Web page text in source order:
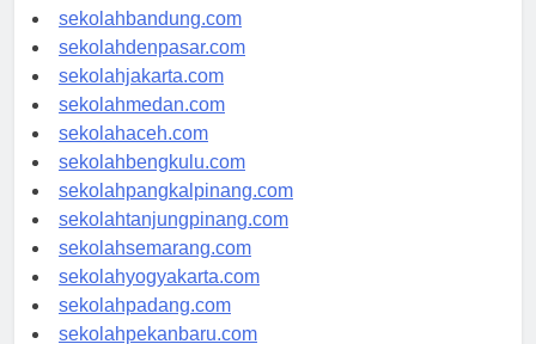
sekolahsamarinda.com
sekolahbandung.com
sekolahdenpasar.com
sekolahjakarta.com
sekolahmedan.com
sekolahaceh.com
sekolahbengkulu.com
sekolahpangkalpinang.com
sekolahtanjungpinang.com
sekolahsemarang.com
sekolahyogyakarta.com
sekolahpadang.com